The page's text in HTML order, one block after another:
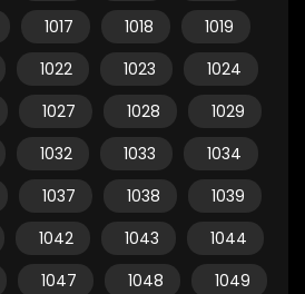
1017 1018
1019
1022 1023
1024
1027 1028
1029
1032 1033
1034
1037 1038
1039
1042 1043
1044
1047 1048
1049